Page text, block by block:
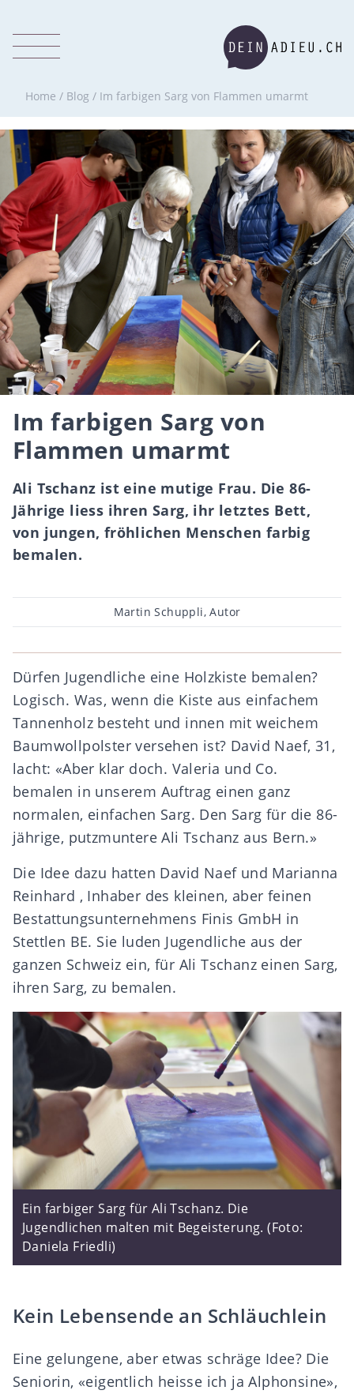
Home / Blog / Im farbigen Sarg von Flammen umarmt
Im farbigen Sarg von
Flammen umarmt
Ali Tschanz ist eine mutige Frau. Die 86-
Jährige liess ihren Sarg, ihr letztes Bett,
von jungen, fröhlichen Menschen farbig
bemalen.
Beitragsautor
Martin Schuppli, Autor
Dürfen Jugendliche eine Holzkiste bemalen?
Logisch. Was, wenn die Kiste aus einfachem
Tannenholz besteht und innen mit weichem
Baumwollpolster versehen ist? David Naef, 31,
lacht: «Aber klar doch. Valeria und Co.
bemalen in unserem Auftrag einen ganz
normalen, einfachen Sarg. Den Sarg für die 86-
jährige, putzmuntere Ali Tschanz aus Bern.»
Die Idee dazu hatten David Naef und Marianna
Reinhard , Inhaber des kleinen, aber feinen
Bestattungsunternehmens Finis GmbH in
Stettlen BE. Sie luden Jugendliche aus der
ganzen Schweiz ein, für Ali Tschanz einen Sarg,
ihren Sarg, zu bemalen.
Ein farbiger Sarg für Ali Tschanz. Die
Jugendlichen malten mit Begeisterung. (Foto:
Daniela Friedli)
Kein Lebensende an Schläuchlein
Eine gelungene, aber etwas schräge Idee? Die
Seniorin, «eigentlich heisse ich ja Alphonsine»,